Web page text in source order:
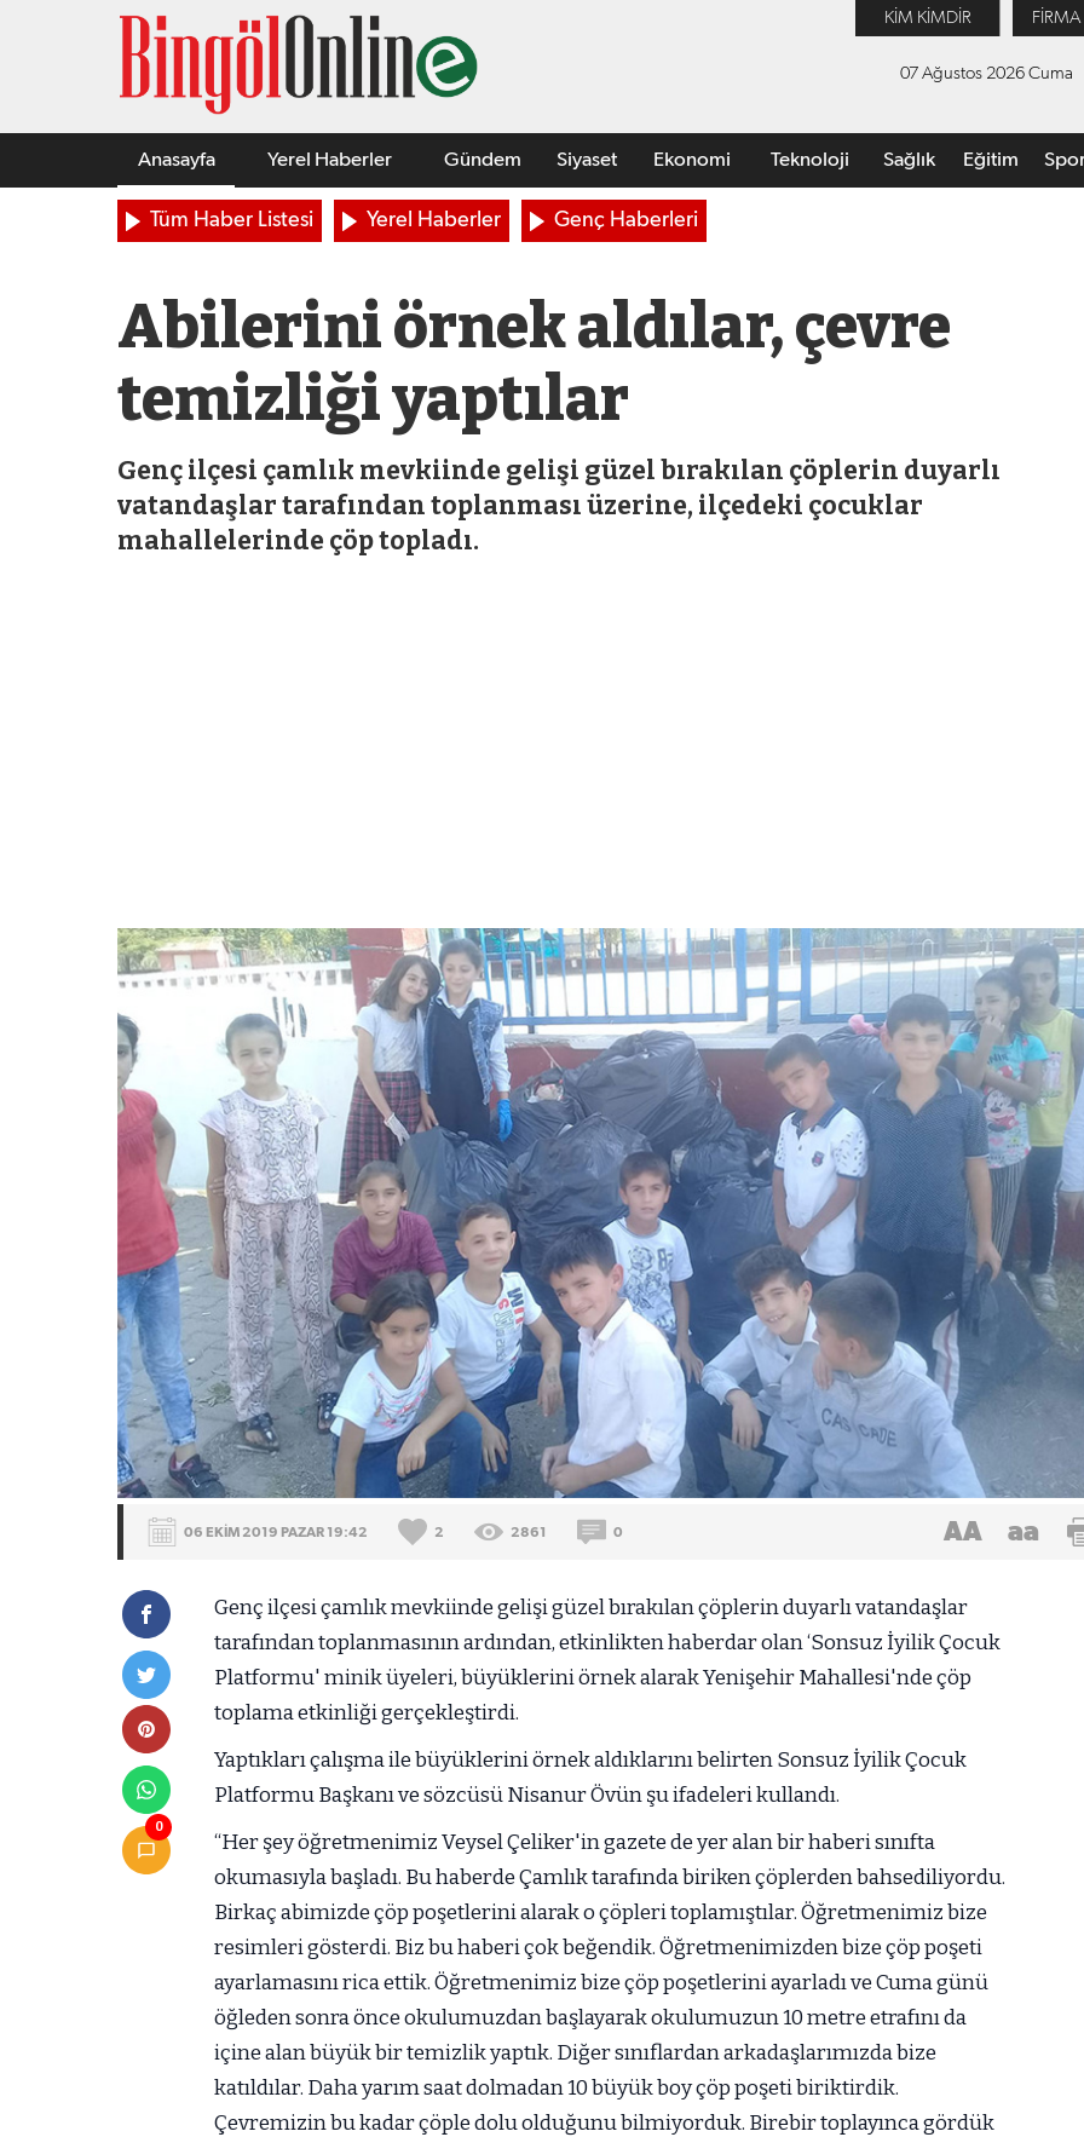
KİM KİMDİR FİRMA
07 Ağustos 2026 Cuma
Anasayfa Yerel Haberler Gündem Siyaset Ekonomi Teknoloji Sağlık Eğitim
Tüm Haber Listesi Yerel Haberler Genç Haberleri
Abilerini örnek aldılar, çevre
temizliği yaptılar
Genç ilçesi çamlık mevkiinde gelişi güzel bırakılan çöplerin duyarlı
vatandaşlar tarafından toplanması üzerine, ilçedeki çocuklar
mahallelerinde çöp topladı.
06 EKİM 2019 PAZAR 19:42 2 2861 0 AA aa
0
Genç ilçesi çamlık mevkiinde gelişi güzel bırakılan çöplerin duyarlı vatandaşlar
tarafından toplanmasının ardından, etkinlikten haberdar olan ‘Sonsuz İyilik Çocuk
Platformu' minik üyeleri, büyüklerini örnek alarak Yenişehir Mahallesi'nde çöp
toplama etkinliği gerçekleştirdi.
Yaptıkları çalışma ile büyüklerini örnek aldıklarını belirten Sonsuz İyilik Çocuk
Platformu Başkanı ve sözcüsü Nisanur Övün şu ifadeleri kullandı.
“Her şey öğretmenimiz Veysel Çeliker'in gazete de yer alan bir haberi sınıfta
okumasıyla başladı. Bu haberde Çamlık tarafında biriken çöplerden bahsediliyordu.
Birkaç abimizde çöp poşetlerini alarak o çöpleri toplamıştılar. Öğretmenimiz bize
resimleri gösterdi. Biz bu haberi çok beğendik. Öğretmenimizden bize çöp poşeti
ayarlamasını rica ettik. Öğretmenimiz bize çöp poşetlerini ayarladı ve Cuma günü
öğleden sonra önce okulumuzdan başlayarak okulumuzun 10 metre etrafını da
içine alan büyük bir temizlik yaptık. Diğer sınıflardan arkadaşlarımızda bize
katıldılar. Daha yarım saat dolmadan 10 büyük boy çöp poşeti biriktirdik.
Çevremizin bu kadar çöple dolu olduğunu bilmiyorduk. Birebir toplayınca gördük